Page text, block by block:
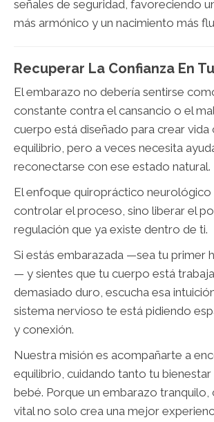
señales de seguridad, favoreciendo
más armónico y un nacimiento más
Recuperar La Confianza En
El embarazo no debería sentirse
constante contra el cansancio o el
cuerpo está diseñado para crear vida
equilibrio, pero a veces necesita
reconectarse con ese estado natural.
El enfoque quiropráctico neurológico
controlar el proceso, sino liberar el
regulación que ya existe dentro de ti.
Si estás embarazada —sea tu primer
— y sientes que tu cuerpo está
demasiado duro, escucha esa
sistema nervioso te está pidiendo
y conexión.
Nuestra misión es acompañarte a
equilibrio, cuidando tanto tu
bebé. Porque un embarazo
vital no solo crea una mejor